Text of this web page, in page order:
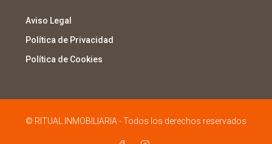
Aviso Legal
Política de Privacidad
Política de Cookies
© RITUAL INMOBILIARIA - Todos los derechos reservados